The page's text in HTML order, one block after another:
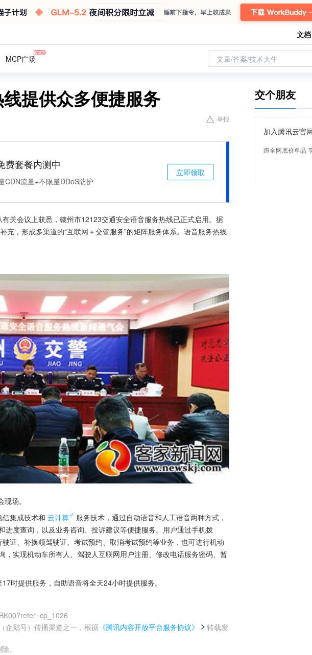
文档
MCP广场 文章/答案/技术大牛
提供众多便捷服务
举报
费套餐内测中
CDN流量+不限量DDoS防护
立即领取
关会议上获悉，赣州市12123交通安全语音服务热线已正式启用。据
充，形成多渠道的“互联网＋交管服务”的矩阵服务体系。语音服务热线
场。
信集成技术和 云计算
服务技术，通过自动语音和人工语音两种方式，
进度查询，以及业务咨询、投诉建议等便捷服务。用户通过手机拨
证、补换领驾驶证、考试预约、取消考试预约等业务，也可进行机动
实现机动车所有人、驾驶人互联网用户注册、修改电话服务密码、暂
时提供服务，自助语音将全天24小时提供服务。
企鹅号）传播渠道之一，根据 《腾讯内容开放平台服务协议》
转载发
。
交个朋友
加入腾讯云官
蹲全网底价单品